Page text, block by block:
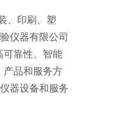
、印刷、塑
仪器有限公司
可靠性、智能
产品和服务方
器设备和服务